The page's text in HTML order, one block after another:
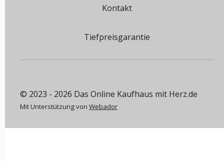
Kontakt
Tiefpreisgarantie
© 2023 - 2026 Das Online Kaufhaus mit Herz.de
Mit Unterstützung von Webador